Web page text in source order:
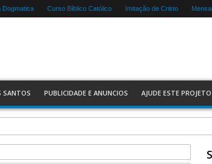
Dogmatica Curso Bíblico Católico Imitação de Cristo
SANTOS PUBLICIDADE E ANUNCIOS AJUDE ESTE PROJETO